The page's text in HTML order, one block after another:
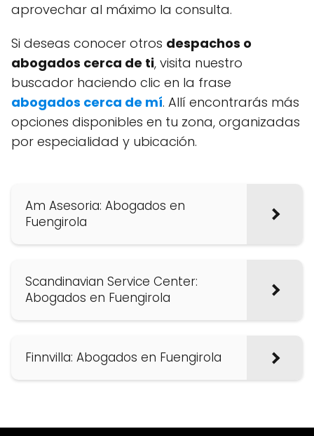
aprovechar al máximo la consulta.
Si deseas conocer otros despachos o
abogados cerca de ti, visita nuestro
buscador haciendo clic en la frase
abogados cerca de mí. Allí encontrarás más
opciones disponibles en tu zona, organizadas
por especialidad y ubicación.
Am Asesoria: Abogados en
Fuengirola
Scandinavian Service Center:
Abogados en Fuengirola
Finnvilla: Abogados en Fuengirola